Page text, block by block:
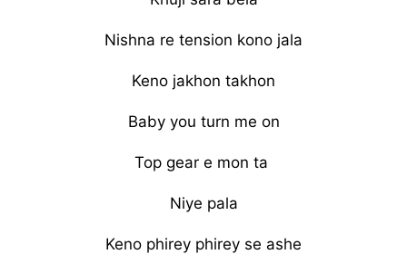
Nishna re tension kono jala
Keno jakhon takhon
Baby you turn me on
Top gear e mon ta
Niye pala
Keno phirey phirey se ashe